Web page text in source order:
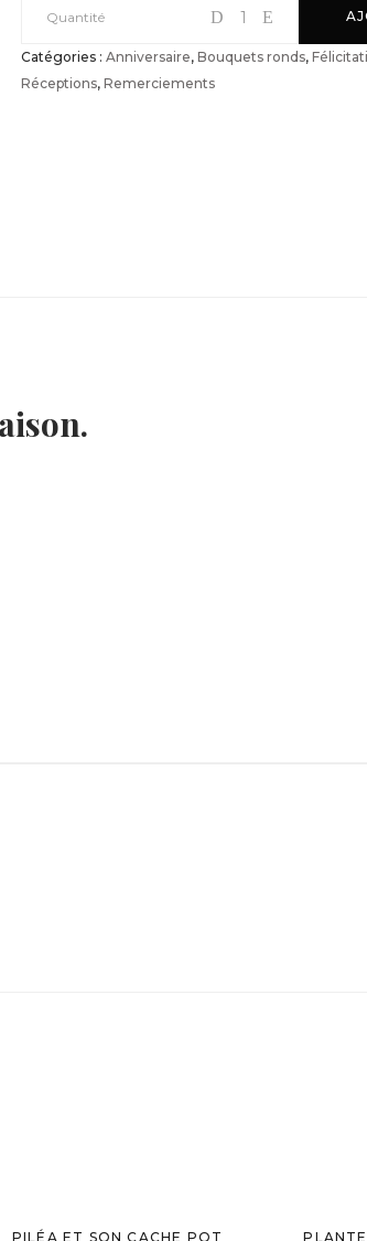
Bouquet
rond
Quantité
Catégories : Anniversaire, Bouquets ronds,
Réceptions, Remerciements
PILÉA ET SON CACHE POT